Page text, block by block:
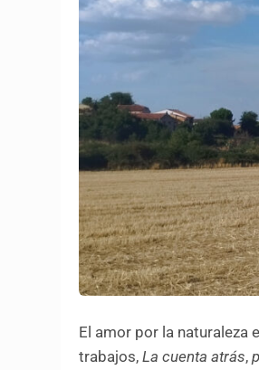
El amor por la naturaleza
trabajos,La cuenta atrás,